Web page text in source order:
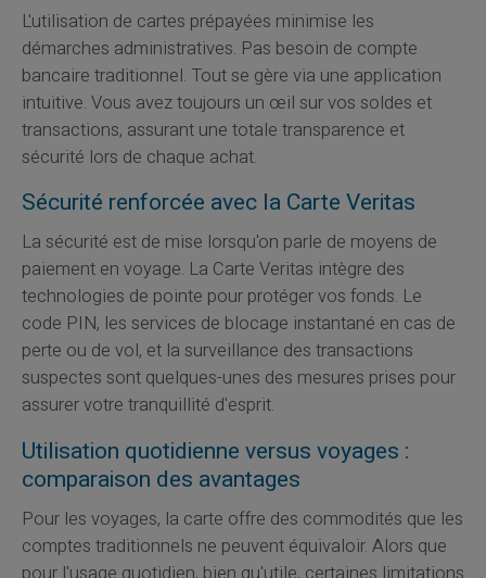
L'utilisation de cartes prépayées minimise les
démarches administratives. Pas besoin de compte
bancaire traditionnel. Tout se gère via une application
intuitive. Vous avez toujours un œil sur vos soldes et
transactions, assurant une totale transparence et
sécurité lors de chaque achat.
Sécurité renforcée avec la Carte Veritas
La sécurité est de mise lorsqu'on parle de moyens de
paiement en voyage. La Carte Veritas intègre des
technologies de pointe pour protéger vos fonds. Le
code PIN, les services de blocage instantané en cas de
perte ou de vol, et la surveillance des transactions
suspectes sont quelques-unes des mesures prises pour
assurer votre tranquillité d'esprit.
Utilisation quotidienne versus voyages :
comparaison des avantages
Pour les voyages, la carte offre des commodités que les
comptes traditionnels ne peuvent équivaloir. Alors que